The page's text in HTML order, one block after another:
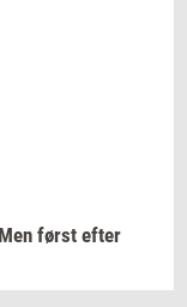
først efter